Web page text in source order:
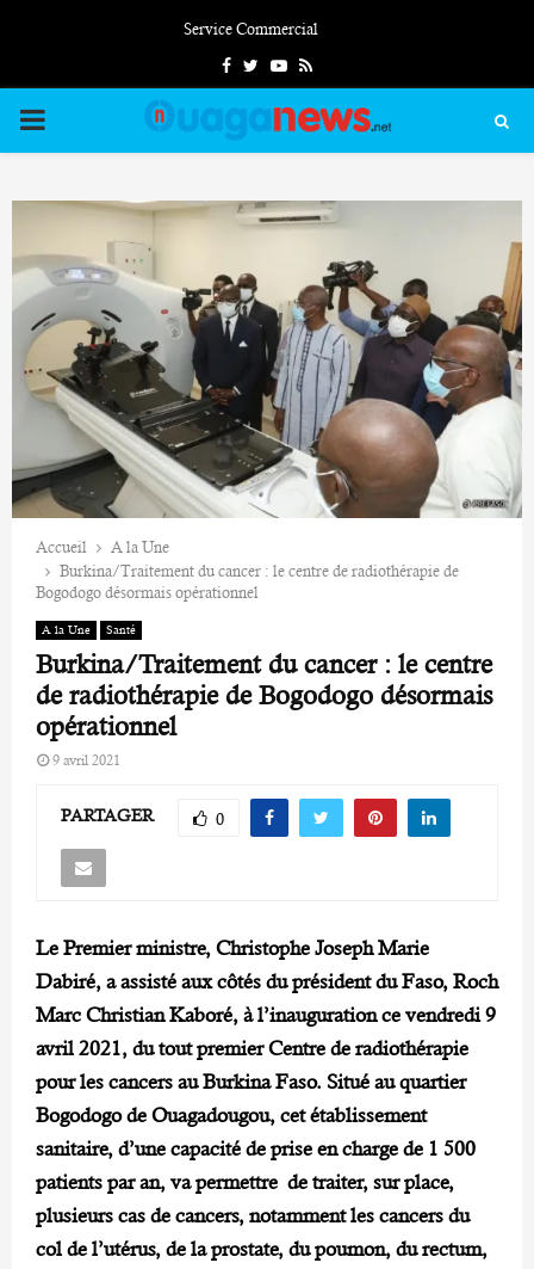
Service Commercial
FacebookTwitterYoutube
Rss
PRIMARY
Accueil
A la Une
Burkina/Traitement du cancer : le centre de radiothérapie de
Bogodogo désormais opérationnel
A la Une Santé
Burkina/Traitement du cancer : le centre
de radiothérapie de Bogodogo désormais
opérationnel
9 avril 2021
PARTAGER 0
Le Premier ministre, Christophe Joseph Marie
Dabiré, a assisté aux côtés du président du Faso, Roch
Marc Christian Kaboré, à l’inauguration ce vendredi 9
avril 2021, du tout premier Centre de radiothérapie
pour les cancers au Burkina Faso. Situé au quartier
Bogodogo de Ouagadougou, cet établissement
sanitaire, d’une capacité de prise en charge de 1 500
patients par an, va permettre de traiter, sur place,
plusieurs cas de cancers, notamment les cancers du
col de l’utérus, de la prostate, du poumon, du rectum,